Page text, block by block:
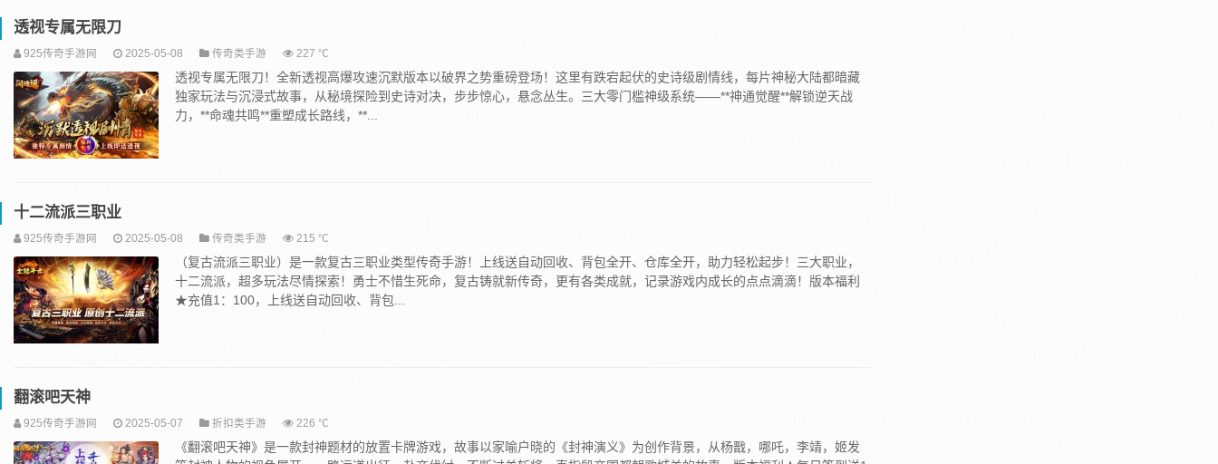
透视专属无限刀
925传奇手游网 2025-05-08 传奇类手游 227 ℃
透视专属无限刀！全新透视高爆攻速沉默版本以破界之势重磅登场！这里有跌宕起伏的史诗级剧情线，每片神秘大陆都暗藏
独家玩法与沉浸式故事，从秘境探险到史诗对决，步步惊心，悬念丛生。三大零门槛神级系统——**神通觉醒**解锁逆天战
力，**命魂共鸣**重塑成长路线，**...
十二流派三职业
925传奇手游网 2025-05-08 传奇类手游 215 ℃
（复古流派三职业）是一款复古三职业类型传奇手游！上线送自动回收、背包全开、仓库全开，助力轻松起步！三大职业，
十二流派，超多玩法尽情探索！勇士不惜生死命，复古铸就新传奇，更有各类成就，记录游戏内成长的点点滴滴！版本福利
★充值1：100，上线送自动回收、背包...
翻滚吧天神
925传奇手游网 2025-05-07 折扣类手游 226 ℃
《翻滚吧天神》是一款封神题材的放置卡牌游戏，故事以家喻户晓的《封神演义》为创作背景，从杨戬，哪吒，李靖，姬发